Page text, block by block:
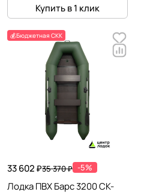
Купить в 1 клик
💰Бюджетная СКК
33 602 ₽35 370 ₽ -5%
Лодка ПВХ Барс 3200 СК-